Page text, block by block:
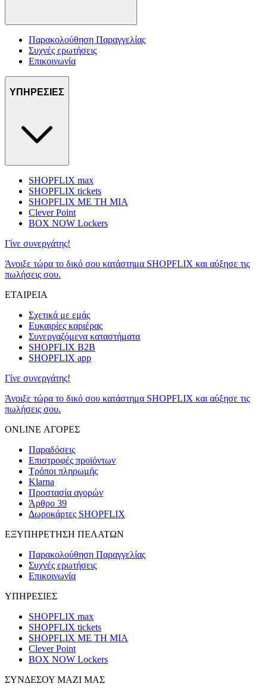
Παρακολούθηση Παραγγελίας
Συχνές ερωτήσεις
Επικοινωνία
ΥΠΗΡΕΣΙΕΣ
SHOPFLIX max
SHOPFLIX tickets
SHOPFLIX ΜΕ ΤΗ ΜΙΑ
Clever Point
BOX NOW Lockers
Γίνε συνεργάτης!
Άνοιξε τώρα το δικό σου κατάστημα SHOPFLIX και αύξησε τις
πωλήσεις σου.
ΕΤΑΙΡΕΙΑ
Σχετικά με εμάς
Ευκαιρίες καριέρας
Συνεργαζόμενα καταστήματα
SHOPFLIX B2B
SHOPFLIX app
Γίνε συνεργάτης!
Άνοιξε τώρα το δικό σου κατάστημα SHOPFLIX και αύξησε τις
πωλήσεις σου.
ONLINE ΑΓΟΡΕΣ
Παραδόσεις
Επιστροφές προϊόντων
Τρόποι πληρωμής
Klarna
Προστασία αγορών
Άρθρο 39
Δωροκάρτες SHOPFLIX
ΕΞΥΠΗΡΕΤΗΣΗ ΠΕΛΑΤΩΝ
Παρακολούθηση Παραγγελίας
Συχνές ερωτήσεις
Επικοινωνία
ΥΠΗΡΕΣΙΕΣ
SHOPFLIX max
SHOPFLIX tickets
SHOPFLIX ΜΕ ΤΗ ΜΙΑ
Clever Point
BOX NOW Lockers
ΣΥΝΔΕΣΟΥ ΜΑΖΙ ΜΑΣ